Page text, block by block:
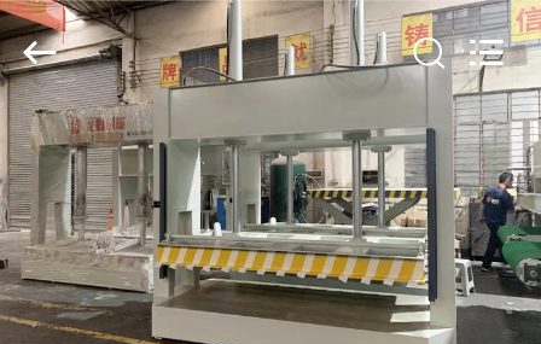
घर
उत्पादों
वीआर
शो
QINGDAO
OSET
INTERNATIONAL
TRADING
CO.,
LTD..
All
Rights
Reserved.